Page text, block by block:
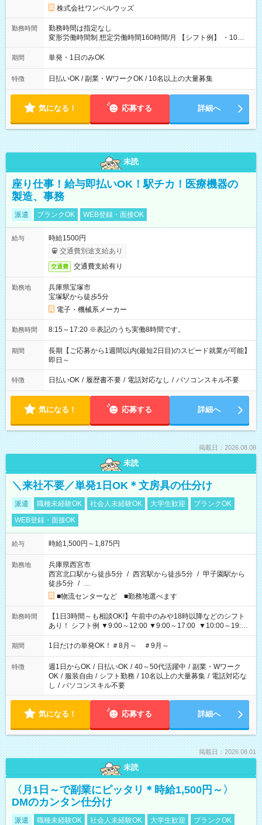
株式会社ワンベルウッズ
勤務時間
勤務時間は指定なし
変形労働時間制 想定労働時間160時間/月 【シフト例】 ・10：
00～20：00
期間 単発・1日のみOK
特徴 日払いOK / 副業・WワークOK / 10名以上の大量募集
気になる！ 応募する 詳細へ
未読
座り仕事！給与即払いOK！駅チカ！医療機器の
製造、事務
派遣 ブランクOK WEB登録・面接OK
給与
時給1500円
交通費別途支給あり
交通費 交通費支給有り
勤務地
兵庫県宝塚市
宝塚駅から徒歩5分
電子・機械系メーカー
勤務時間 8:15～17:20 ※表記のうち実働8時間です。
期間
長期【ご応募から1週間以内(最短2日目)のスピード就業が可能】
即日～
特徴 日払いOK / 履歴書不要 / 電話対応なし / パソコンスキル不要
気になる！ 応募する 詳細へ
掲載日：2026.08.08
未読
＼来社不要／単発1日OK＊文房具の仕分け
派遣 職種未経験OK 社会人未経験OK 大学生歓迎
ブランクOK
WEB登録・面接OK
給与 時給1,500円～1,875円
勤務地
兵庫県西宮市
西宮北口駅から徒歩5分 / 西宮駅から徒歩5分 / 甲子園駅から
徒歩5分 / …
■物流センターなど ■勤務地選べます
勤務時間
【1日3時間～も相談OK!】午前中のみや18時以降などのシフト
あり！ シフト例 ▼9:00～12:00 ▼9:00～17:00 ▼10:00～19:00
▼18:00～21:00
期間 1日だけの単発OK！＃8月～ ＃9月～
特徴 週1日からOK / 日払いOK / 40～50代活躍中 / 副業・Wワーク
OK / 服装自由 / シフト勤務 / 10名以上の大量募集 / 電話対応な
し / パソコンスキル不要
気になる！ 応募する 詳細へ
掲載日：2026.08.01
未読
〈月1日～で副業にピッタリ＊時給1,500円～〉
DMのカンタン仕分け
派遣 職種未経験OK 社会人未経験OK 大学生歓迎
ブランクOK